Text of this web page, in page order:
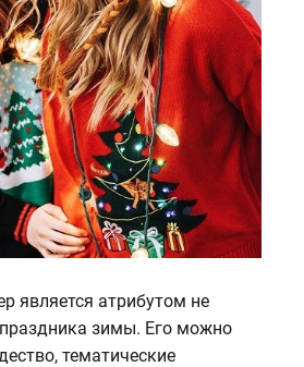
является атрибутом не
зимы. Его можно
тематические